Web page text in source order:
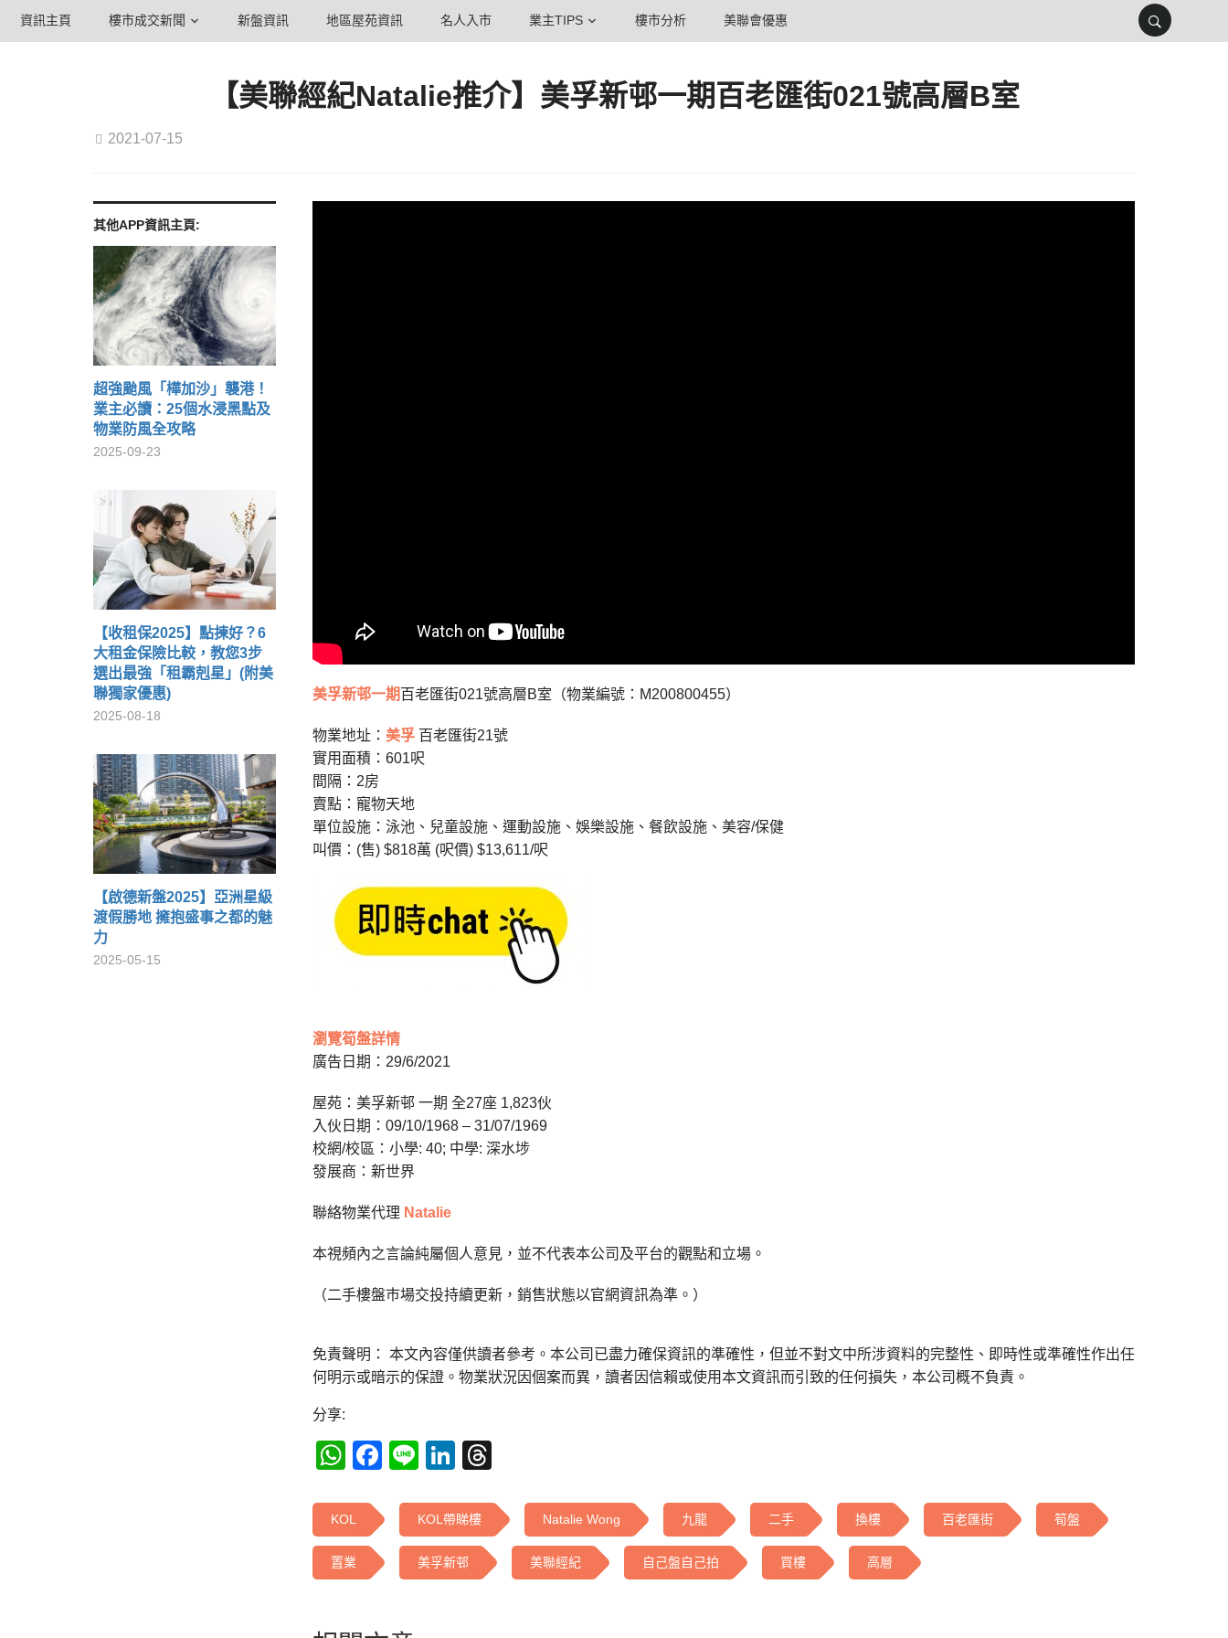
資訊主頁 樓市成交新聞 新盤資訊 地區屋苑資訊 名人入市 業主TIPS 樓市分析 美聯會優惠
【美聯經紀Natalie推介】美孚新邨一期百老匯街021號高層B室
2021-07-15
其他APP資訊主頁:
超強颱風「樺加沙」襲港！
業主必讀：25個水浸黑點及
物業防風全攻略
2025-09-23
【收租保2025】點揀好？6
大租金保險比較，教您3步
選出最強「租霸剋星」(附美
聯獨家優惠)
2025-08-18
【啟德新盤2025】亞洲星級
渡假勝地 擁抱盛事之都的魅
力
2025-05-15
美孚新邨一期百老匯街021號高層B室（物業編號：M200800455）
物業地址： 美孚 百老匯街21號
實用面積：601呎
間隔：2房
賣點：寵物天地
單位設施：泳池、兒童設施、運動設施、娛樂設施、餐飲設施、美容/保健
叫價：(售) $818萬 (呎價) $13,611/呎
瀏覽筍盤詳情
廣告日期：29/6/2021
屋苑：美孚新邨 一期 全27座 1,823伙
入伙日期：09/10/1968 – 31/07/1969
校網/校區：小學: 40; 中學: 深水埗
發展商：新世界
聯絡物業代理 Natalie
本視頻內之言論純屬個人意見，並不代表本公司及平台的觀點和立場。
（二手樓盤巿場交投持續更新，銷售狀態以官網資訊為準。）
免責聲明： 本文內容僅供讀者參考。本公司已盡力確保資訊的準確性，但並不對文中所涉資料的完整性、即時性或準確性作出任
何明示或暗示的保證。物業狀況因個案而異，讀者因信賴或使用本文資訊而引致的任何損失，本公司概不負責。
分享:
WhatsApp
Facebook
LineLinkedIn
KOL KOL帶睇樓 Natalie Wong 九龍 二手 換樓 百老匯街 筍盤
置業 美孚新邨 美聯經紀 自己盤自己拍 買樓 高層